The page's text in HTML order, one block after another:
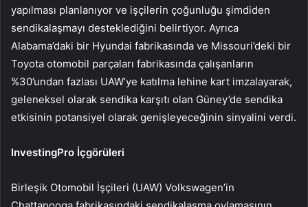
yapılması planlanıyor ve işçilerin çoğunluğu şimdiden
sendikalaşmayı desteklediğini belirtiyor. Ayrıca
Alabama’daki bir Hyundai fabrikasında ve Missouri’deki bir
Toyota otomobil parçaları fabrikasında çalışanların
%30’undan fazlası UAW’ye katılma lehine kart imzalayarak,
geleneksel olarak sendika karşıtı olan Güney’de sendika
etkisinin potansiyel olarak genişleyeceğinin sinyalini verdi.
InvestingPro İçgörüleri
Birleşik Otomobil İşçileri (UAW) Volkswagen’in